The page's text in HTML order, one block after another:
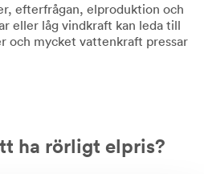
efterfrågan, elproduktion och
eller låg vindkraft kan leda till
och mycket vattenkraft pressar
ha rörligt elpris?